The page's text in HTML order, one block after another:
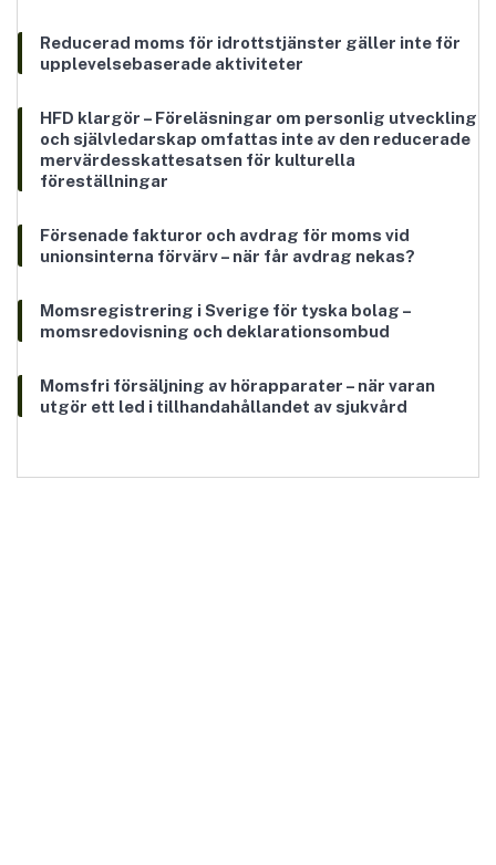
Reducerad moms för idrottstjänster gäller inte för
upplevelsebaserade aktiviteter
HFD klargör – Föreläsningar om personlig utveckling
och självledarskap omfattas inte av den reducerade
mervärdesskattesatsen för kulturella
föreställningar
Försenade fakturor och avdrag för moms vid
unionsinterna förvärv – när får avdrag nekas?
Momsregistrering i Sverige för tyska bolag –
momsredovisning och deklarationsombud
Momsfri försäljning av hörapparater – när varan
utgör ett led i tillhandahållandet av sjukvård